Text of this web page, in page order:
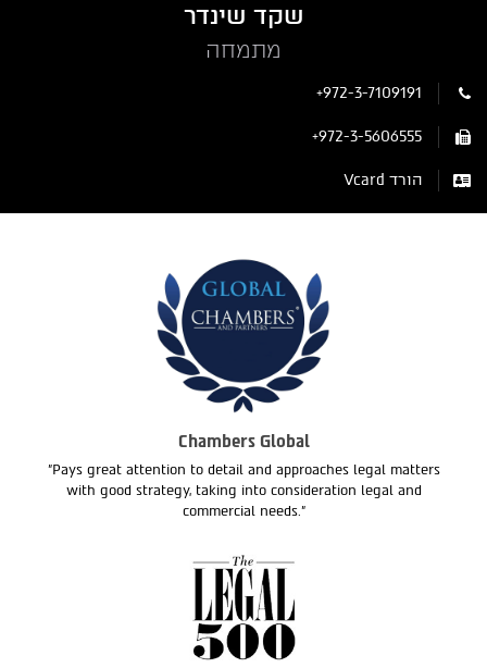
שקד שינדר
מתמחה
+972-3-7109191
+972-3-5606555
הורד Vcard
Chambers Global
"Pays great attention to detail and approaches legal matters
with good strategy, taking into consideration legal and
commercial needs."